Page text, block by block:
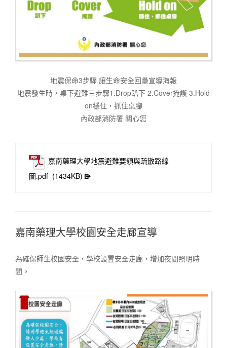
地震保命3步驟 讓生命安全回壘宣導海報
地震發生時，桌下避難三步驟1.Drop趴下 2.Cover掩護 3.Hold
on穩住，抓住桌腳
內政部消防署 關心您
嘉南藥理大學地震避難要領與疏散路線
圖.pdf (1434KB)
嘉南藥理大學校園安全走廊宣導
為確保師生校園安全，學校設置安全走廊，增加夜間照明時
間。